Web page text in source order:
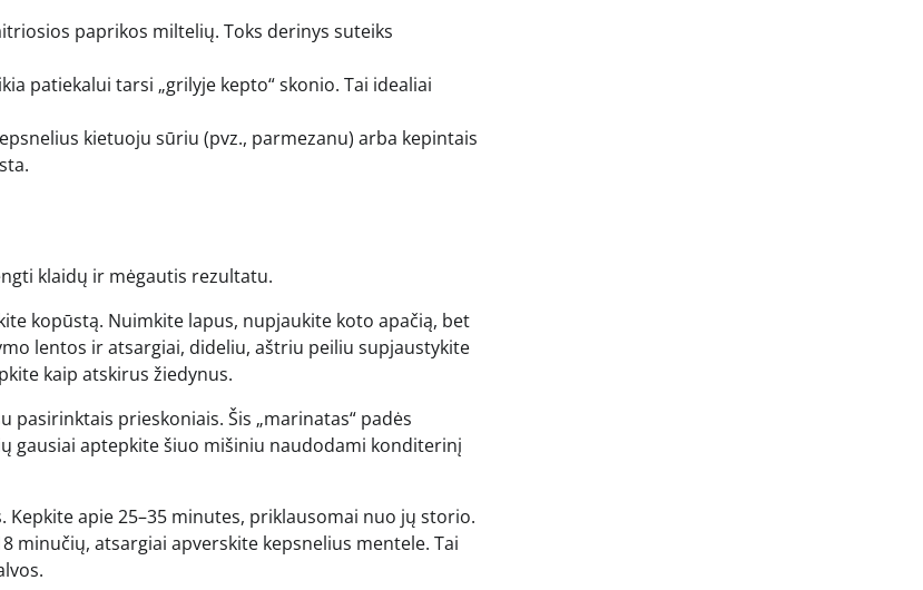
paprikos miltelių. Toks derinys suteiks
patiekalui tarsi „grilyje kepto“ skonio. Tai idealiai
kietuoju sūriu (pvz., parmezanu) arba kepintais
klaidų ir mėgautis rezultatu.
kopūstą. Nuimkite lapus, nupjaukite koto apačią, bet
lentos ir atsargiai, dideliu, aštriu peiliu supjaustykite
kaip atskirus žiedynus.
pasirinktais prieskoniais. Šis „marinatas“ padės
gausiai aptepkite šiuo mišiniu naudodami konditerinį
apie 25–35 minutes, priklausomai nuo jų storio.
minučių, atsargiai apverskite kepsnelius mentele. Tai